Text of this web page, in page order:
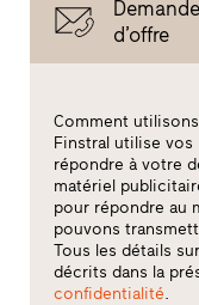
d’offre
Comment
Finstral utilise
répondre à votre
matériel
pour répondre au
pouvons
Tous les détails
décrits dans la
confidentialité.